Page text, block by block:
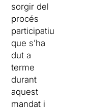
sorgir del
procés
participatiu
que s’ha
dut a
terme
durant
aquest
mandat i